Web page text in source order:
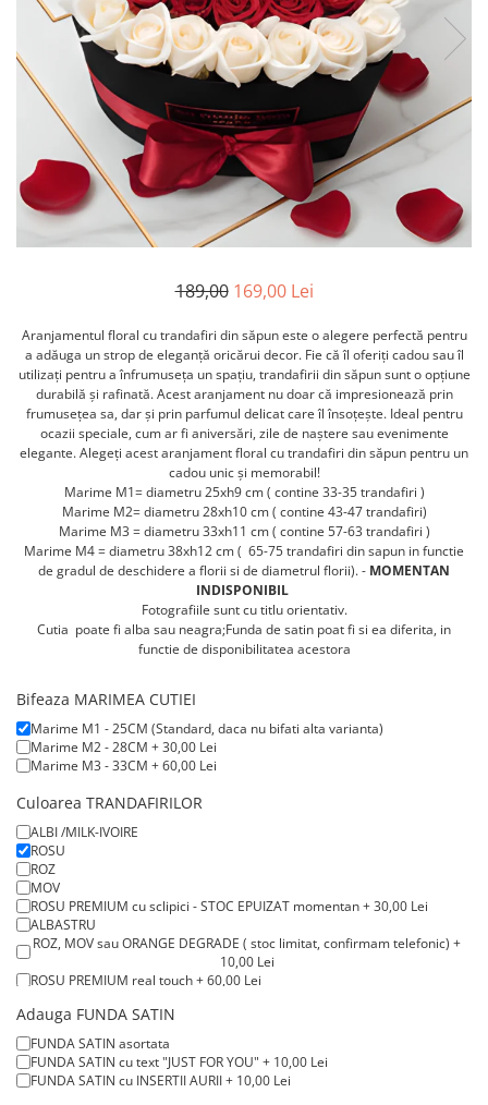
Cadouri barbati
Seturi cadou barbati
Seturi cadou barbati portofel si curea
Ceasuri pentru EL
Cadouri craciun barbati
Cadouri personalizate barbati
Cadouri copii
Cadouri craciun copii
Colectia Disney
Sticlă pentru apa Personalizată
Sepci personalizate
Seturi cadou pentru copii KID's Collection
Lenjerii de pat pentru copii
Cadouri Cuplu
Fashion
Pijamale
WINTER Collection
Halate si pijamale Family
Umbrele
Pijamale de copii
Pijamale BIG SIZE femei
Cadouri ocazii speciale
Tricouri de craciun
Tricouri de cuplu Valentine's Day
Valentine's Day
Cadouri pentru Bunici
Cadouri pentru Nasi si Fini
Etichete scolare
Sepci personalizate
Bannere personalizate scoli si gradinite
Caserole personalizate sandwich
Saculeti personalizati
Sticla de apa personalizata
Agende si caiete personalizate
189,00 169,00 Lei
Aranjamentul floral cu trandafiri din săpun este o alegere perfectă pentru
a adăuga un strop de eleganță oricărui decor. Fie că îl oferiți cadou sau îl
utilizați pentru a înfrumuseța un spațiu, trandafirii din săpun sunt o opțiune
durabilă și rafinată. Acest aranjament nu doar că impresionează prin
frumusețea sa, dar și prin parfumul delicat care îl însoțește. Ideal pentru
ocazii speciale, cum ar fi aniversări, zile de naștere sau evenimente
elegante. Alegeți acest aranjament floral cu trandafiri din săpun pentru un
cadou unic și memorabil!
Marime M1= diametru 25xh9 cm ( contine 33-35 trandafiri )
Marime M2= diametru 28xh10 cm ( contine 43-47 trandafiri)
Marime M3 = diametru 33xh11 cm ( contine 57-63 trandafiri )
Marime M4 = diametru 38xh12 cm ( 65-75 trandafiri din sapun in functie
de gradul de deschidere a florii si de diametrul florii). - MOMENTAN
INDISPONIBIL
Fotografiile sunt cu titlu orientativ.
Cutia poate fi alba sau neagra;Funda de satin poat fi si ea diferita, in
functie de disponibilitatea acestora
Bifeaza MARIMEA CUTIEI
Marime M1 - 25CM (Standard, daca nu bifati alta varianta)
Marime M2 - 28CM + 30,00 Lei
Marime M3 - 33CM + 60,00 Lei
Culoarea TRANDAFIRILOR
ALBI /MILK-IVOIRE
ROSU
ROZ
MOV
ROSU PREMIUM cu sclipici - STOC EPUIZAT momentan + 30,00 Lei
ALBASTRU
ROZ, MOV sau ORANGE DEGRADE ( stoc limitat, confirmam telefonic) +
10,00 Lei
ROSU PREMIUM real touch + 60,00 Lei
Adauga FUNDA SATIN
FUNDA SATIN asortata
FUNDA SATIN cu text "JUST FOR YOU" + 10,00 Lei
FUNDA SATIN cu INSERTII AURII + 10,00 Lei